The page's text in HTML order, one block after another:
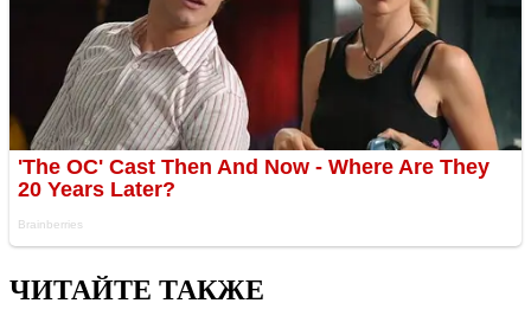
ЧИТАЙТЕ ТАКЖЕ